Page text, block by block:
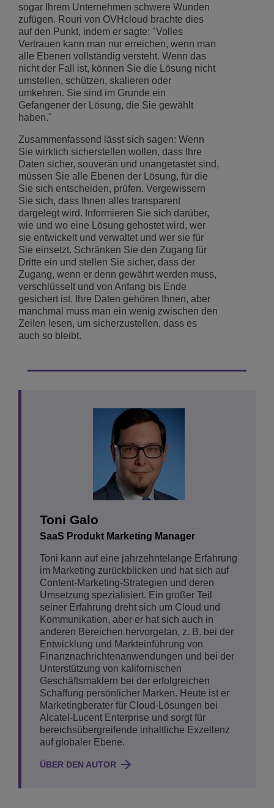
sogar Ihrem Unternehmen schwere Wunden
zufügen. Rouri von OVHcloud brachte dies
auf den Punkt, indem er sagte: "Volles
Vertrauen kann man nur erreichen, wenn man
alle Ebenen vollständig versteht. Wenn das
nicht der Fall ist, können Sie die Lösung nicht
umstellen, schützen, skalieren oder
umkehren. Sie sind im Grunde ein
Gefangener der Lösung, die Sie gewählt
haben."
Zusammenfassend lässt sich sagen: Wenn
Sie wirklich sicherstellen wollen, dass Ihre
Daten sicher, souverän und unangetastet sind,
müssen Sie alle Ebenen der Lösung, für die
Sie sich entscheiden, prüfen. Vergewissern
Sie sich, dass Ihnen alles transparent
dargelegt wird. Informieren Sie sich darüber,
wie und wo eine Lösung gehostet wird, wer
sie entwickelt und verwaltet und wer sie für
Sie einsetzt. Schränken Sie den Zugang für
Dritte ein und stellen Sie sicher, dass der
Zugang, wenn er denn gewährt werden muss,
verschlüsselt und von Anfang bis Ende
gesichert ist. Ihre Daten gehören Ihnen, aber
manchmal muss man ein wenig zwischen den
Zeilen lesen, um sicherzustellen, dass es
auch so bleibt.
Toni Galo
SaaS Produkt Marketing Manager
Toni kann auf eine jahrzehntelange Erfahrung
im Marketing zurückblicken und hat sich auf
Content-Marketing-Strategien und deren
Umsetzung spezialisiert. Ein großer Teil
seiner Erfahrung dreht sich um Cloud und
Kommunikation, aber er hat sich auch in
anderen Bereichen hervorgetan, z. B. bei der
Entwicklung und Markteinführung von
Finanznachrichtenanwendungen und bei der
Unterstützung von kalifornischen
Geschäftsmaklern bei der erfolgreichen
Schaffung persönlicher Marken. Heute ist er
Marketingberater für Cloud-Lösungen bei
Alcatel-Lucent Enterprise und sorgt für
bereichsübergreifende inhaltliche Exzellenz
auf globaler Ebene.
ÜBER DEN AUTOR